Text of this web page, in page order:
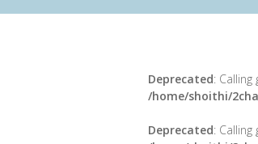
Deprecated:
/home/shoithi/
Deprecated: